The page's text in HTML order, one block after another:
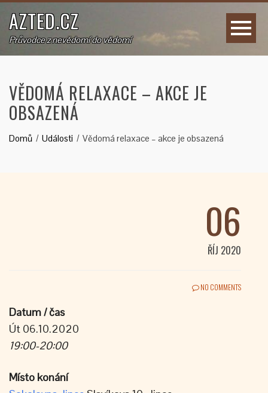
AZTED.CZ
Průvodce z nevědomí do vědomí
VĚDOMÁ RELAXACE – AKCE JE
OBSAZENÁ
Domů Události Vědomá relaxace – akce je obsazená
06
ŘÍJ 2020
NO COMMENTS
Datum / čas
Út 06.10.2020
19:00-20:00
Místo konání